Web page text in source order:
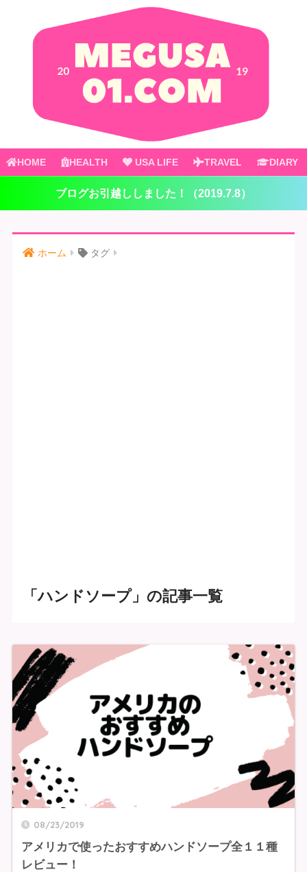
HOME HEALTH USA LIFE TRAVEL DIARY
ブログお引越ししました！（2019.7.8）
ホーム タグ
「ハンドソープ」の記事一覧
08/23/2019
アメリカで使ったおすすめハンドソープ全１１種
レビュー！